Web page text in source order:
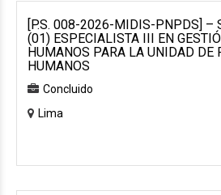
[P.S. 008-2026-MIDIS-PNPDS] –
(01) ESPECIALISTA III EN
HUMANOS PARA LA UNIDAD DE
HUMANOS
Concluido
Lima